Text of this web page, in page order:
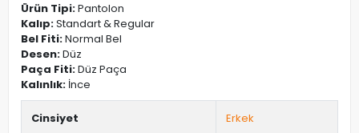
Ürün Tipi:Pantolon
Kalıp:Standart & Regular
Bel Fiti:Normal Bel
Desen:Düz
Paça Fiti:Düz Paça
Kalınlık: İnce
Cinsiyet Erkek